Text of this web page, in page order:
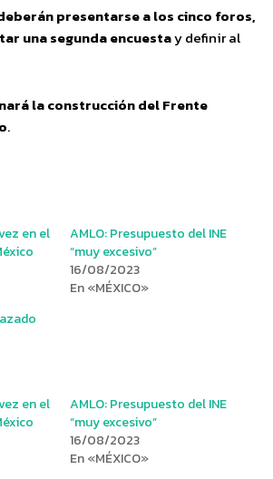
presentarse a los cinco foros,
una segunda encuestay definir al
la construcción del Frente
.
en el
AMLO: Presupuesto del INE
“muy excesivo”
16/08/2023
En «MÉXICO»
en el
AMLO: Presupuesto del INE
“muy excesivo”
16/08/2023
En «MÉXICO»